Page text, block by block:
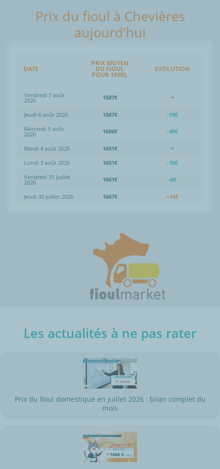
Prix du fioul à Chevières
aujourd’hui
DATE
PRIX MOYEN
DU FIOUL
POUR 1000L
EVOLUTION
Vendredi 7 août
2026 1587€ =
Jeudi 6 août 2026 1587€
-19€
Mercredi 5 août
2026 1606€ -45€
Mardi 4 août 2026 1651€
=
Lundi 3 août 2026
1651€
-10€
Vendredi 31 juillet
2026 1661€ -6€
Jeudi 30 juillet 2026 1667€ +16€
Les actualités à ne pas rater
Prix du fioul domestique en juillet 2026 : bilan complet du
mois